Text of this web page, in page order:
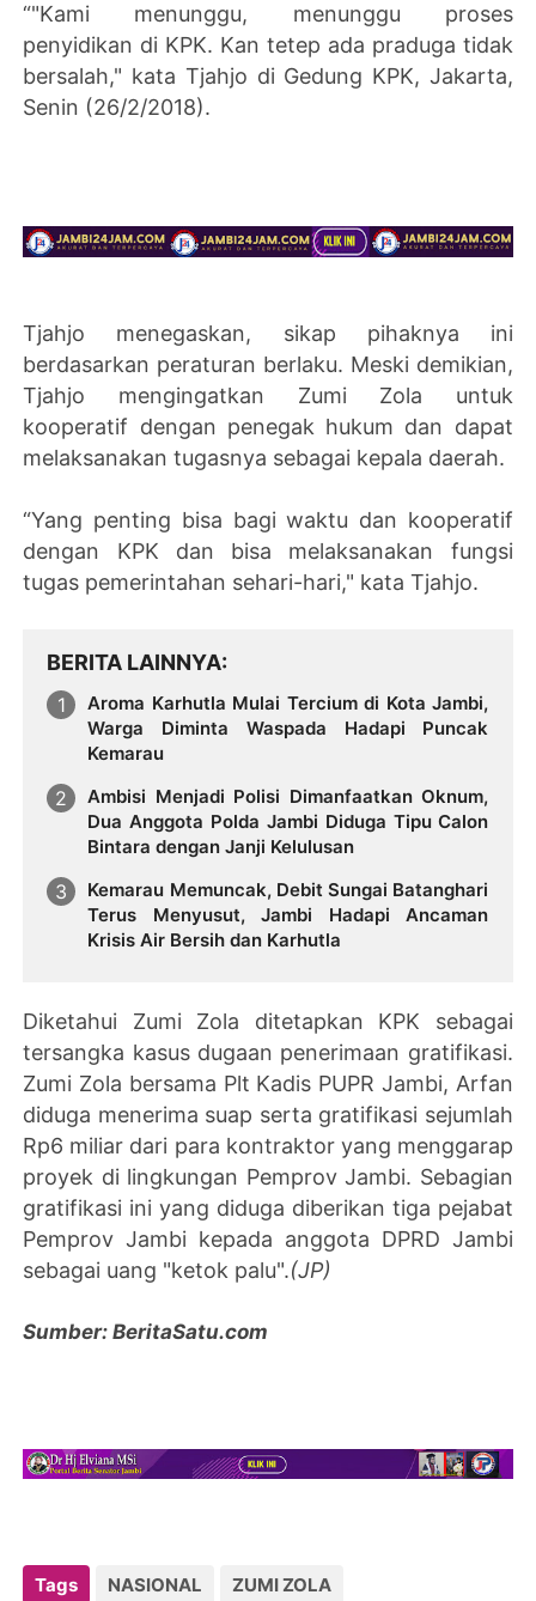
“"Kami menunggu, menunggu proses
penyidikan di KPK‎. Kan tetep ada praduga tidak
bersalah," kata Tjahjo di Gedung KPK, Jakarta,
Senin (26/2/2018).
Tjahjo menegaskan, sikap pihaknya ini
berdasarkan peraturan berlaku. Meski demikian,
Tjahjo mengingatkan Zumi Zola untuk
kooperatif dengan penegak hukum dan dapat
melaksanakan tugasnya sebagai kepala daerah.
“Yang penting bisa bagi waktu dan kooperatif
dengan KPK dan bisa melaksanakan fungsi
tugas pemerintahan sehari-hari," kata Tjahjo.
BERITA LAINNYA
Aroma Karhutla Mulai Tercium di Kota Jambi,
Warga Diminta Waspada Hadapi Puncak
Kemarau
Ambisi Menjadi Polisi Dimanfaatkan Oknum,
Dua Anggota Polda Jambi Diduga Tipu Calon
Bintara dengan Janji Kelulusan
Kemarau Memuncak, Debit Sungai Batanghari
Terus Menyusut, Jambi Hadapi Ancaman
Krisis Air Bersih dan Karhutla
Diketahui Zumi Zola ditetapkan KPK sebagai
tersangka kasus dugaan penerimaan gratifikasi.
Zumi Zola bersama Plt Kadis PUPR Jambi, Arfan
diduga menerima suap serta gratifikasi sejumlah
Rp6 miliar dari para kontraktor yang menggarap
proyek di lingkungan Pemprov Jambi. Sebagian
gratifikasi ini yang diduga diberikan tiga pejabat
Pemprov Jambi kepada anggota DPRD Jambi
sebagai uang "ketok palu".(JP)
Sumber: BeritaSatu.com
Tags NASIONAL ZUMI ZOLA